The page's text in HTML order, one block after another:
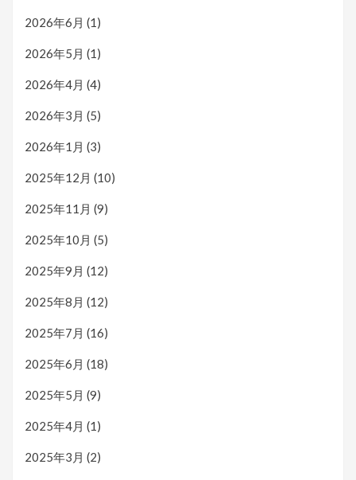
2026年6月 (1)
2026年5月 (1)
2026年4月 (4)
2026年3月 (5)
2026年1月 (3)
2025年12月 (10)
2025年11月 (9)
2025年10月 (5)
2025年9月 (12)
2025年8月 (12)
2025年7月 (16)
2025年6月 (18)
2025年5月 (9)
2025年4月 (1)
2025年3月 (2)